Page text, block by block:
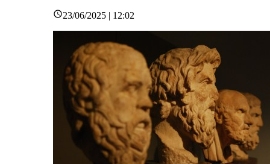
23/06/2025 | 12:02